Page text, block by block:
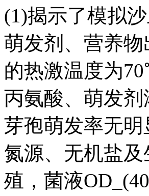
(1)揭示了模拟
萌发剂、营养
的热激温度为
丙氨酸、萌发
芽孢萌发率无
氮源、无机盐
殖，菌液